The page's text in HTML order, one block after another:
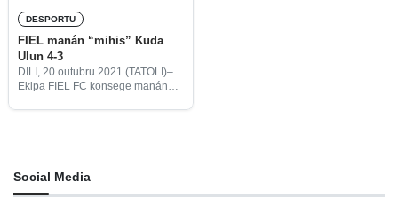
DESPORTU
FIEL manán “mihis” Kuda
Ulun 4-3
DILI, 20 outubru 2021 (TATOLI)–
Ekipa FIEL FC konsege manán
Social Media